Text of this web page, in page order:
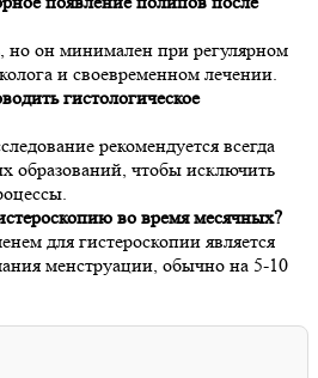
но он минимален при регулярном
и своевременном лечении.
гистологическое
рекомендуется всегда
образований, чтобы исключить
во время месячных?
для гистероскопии является
менструации, обычно на 5-10